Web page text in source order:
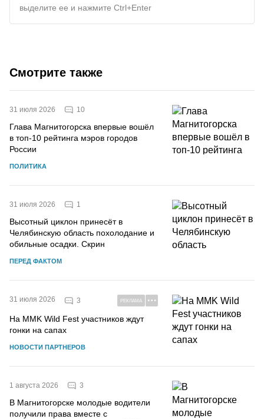
выделите ее и нажмите Ctrl+Enter
Смотрите также
31 июля 2026 10
Глава Магнитогорска впервые вошёл
в топ-10 рейтинга мэров городов
России
ПОЛИТИКА
31 июля 2026 1
Высотный циклон принесёт в
Челябинскую область похолодание и
обильные осадки. Скрин
ПЕРЕД ФАКТОМ
31 июля 2026 3 РЕКЛАМА
На MMK Wild Fest участников ждут
гонки на сапах
НОВОСТИ ПАРТНЕРОВ
1 августа 2026 3
В Магнитогорске молодые водители
получили права вместе с